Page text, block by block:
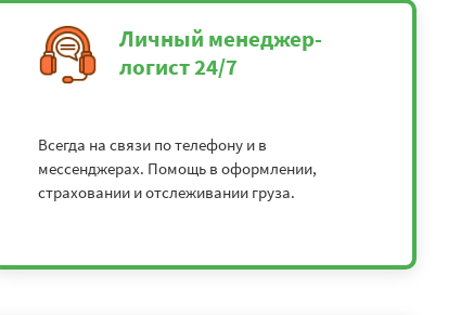
Личный менеджер-
логист 24/7
Всегда на связи по телефону и в
мессенджерах. Помощь в оформлении,
страховании и отслеживании груза.